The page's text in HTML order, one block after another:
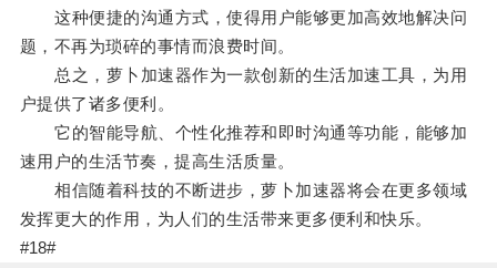
这种便捷的沟通方式，使得用户能够更加高效地解决问
题，不再为琐碎的事情而浪费时间。
总之，萝卜加速器作为一款创新的生活加速工具，为用
户提供了诸多便利。
它的智能导航、个性化推荐和即时沟通等功能，能够加
速用户的生活节奏，提高生活质量。
相信随着科技的不断进步，萝卜加速器将会在更多领域
发挥更大的作用，为人们的生活带来更多便利和快乐。
#18#